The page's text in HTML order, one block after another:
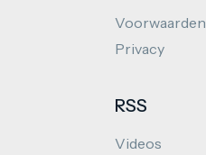
Voorwaarden
Privacy
RSS
Videos